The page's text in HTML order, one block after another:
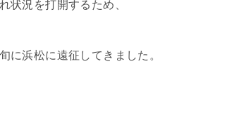
状況を打開するため、
に浜松に遠征してきました。